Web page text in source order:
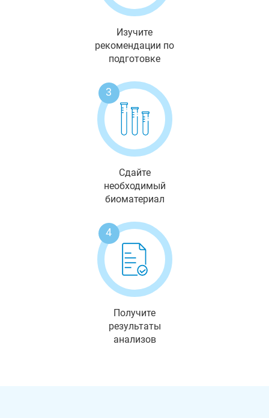
Изучите
рекомендации по
подготовке
3
Сдайте
необходимый
биоматериал
4
Получите
результаты
анализов